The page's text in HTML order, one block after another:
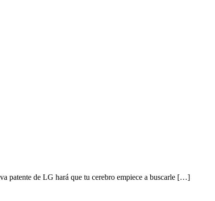
patente de LG hará que tu cerebro empiece a buscarle […]